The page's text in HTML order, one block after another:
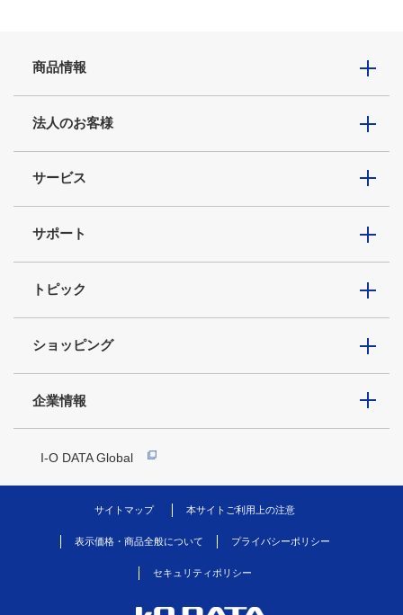
商品情報
法人のお客様
サービス
サポート
トピック
ショッピング
企業情報
I-O DATA Global
サイトマップ 本サイトご利用上の注意
表示価格・商品全般について プライバシーポリシー
セキュリティポリシー